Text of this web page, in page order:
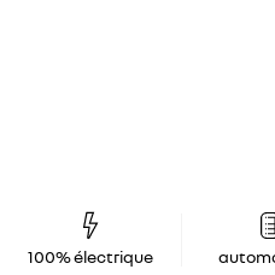
100% électrique